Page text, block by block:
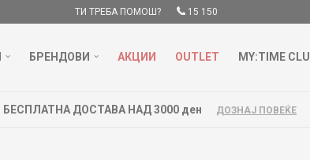
ТИ ТРЕБА ПОМОШ? 15 150
БРЕНДОВИ АКЦИИ OUTLET MY:TIME
БЕСПЛАТНА ДОСТАВА НАД 3000 ден ДОЗНАЈ ПОВЕЌЕ